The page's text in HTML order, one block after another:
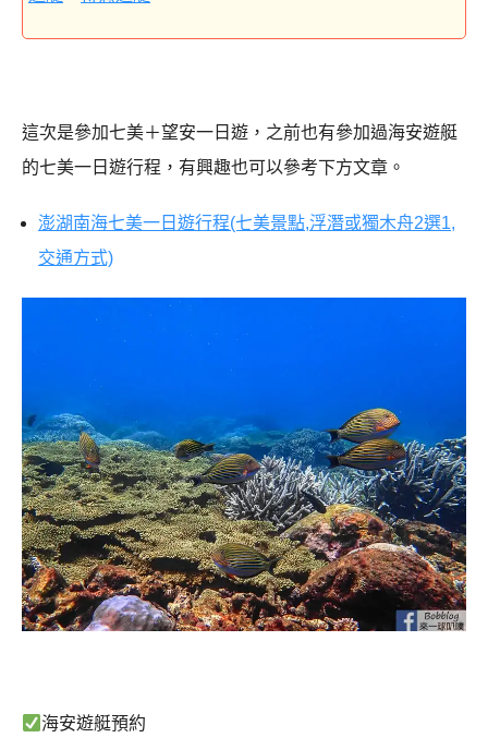
這次是參加七美＋望安一日遊， 之前也有參加過海安遊艇
的七美一日遊行程，有興趣也可以參考下方文章。
澎湖南海七美一日遊行程(七美景點,浮潛或獨木舟2選1,
交通方式)
海安遊艇預約